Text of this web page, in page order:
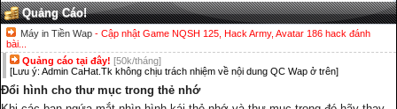
Quảng Cáo!
Máy in Tiền Wap - Cập nhật Game NQSH 125, Hack Army, Avatar 186 hack đánh
bài...
Quảng cáo tại đây! [50k/tháng]
[Lưu ý: Admin CaHat.Tk không chịu trách nhiệm về nội dung QC Wap ở trên]
Đổi hình cho thư mục trong thẻ nhớ